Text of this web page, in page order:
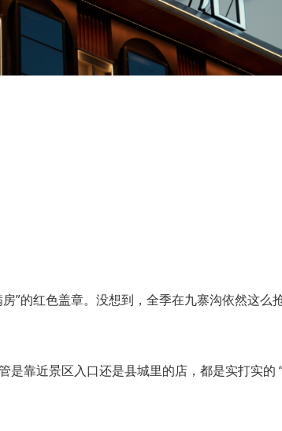
”的红色盖章。没想到，全季在九寨沟依然这么
靠近景区入口还是县城里的店，都是实打实的